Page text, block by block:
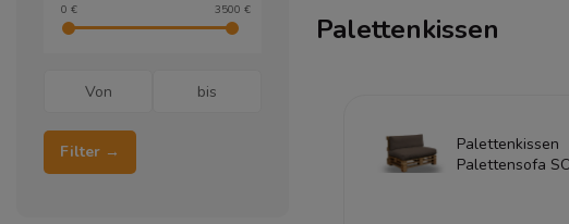
0 € 3500 €
Filter →
Palettenkissen
Palettenkissen
Palettensofa